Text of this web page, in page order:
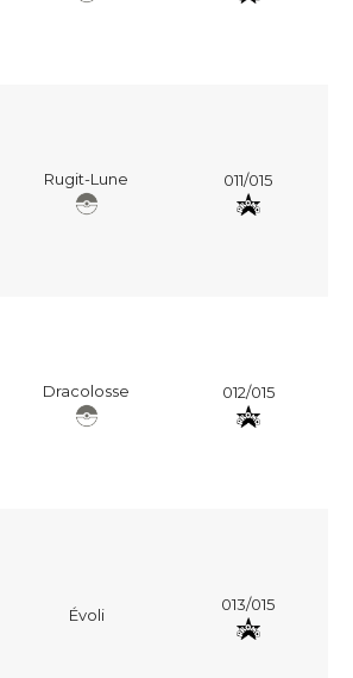
Rugit-Lune 011/015
Dracolosse 012/015
Évoli
013/015